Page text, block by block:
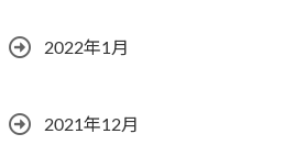
2022年1月
2021年12月